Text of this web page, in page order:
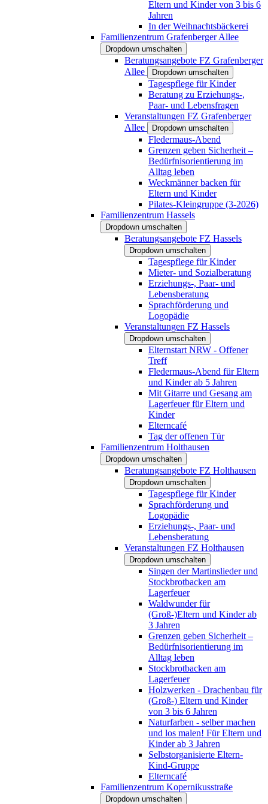
Eltern und Kinder von 3 bis 6
Jahren
In der Weihnachtsbäckerei
Familienzentrum Grafenberger Allee
Dropdown umschalten
Beratungsangebote FZ Grafenberger
Allee
Dropdown umschalten
Tagespflege für Kinder
Beratung zu Erziehungs-,
Paar- und Lebensfragen
Veranstaltungen FZ Grafenberger
Allee
Dropdown umschalten
Fledermaus-Abend
Grenzen geben Sicherheit –
Bedürfnisorientierung im
Alltag leben
Weckmänner backen für
Eltern und Kinder
Pilates-Kleingruppe (3-2026)
Familienzentrum Hassels
Dropdown umschalten
Beratungsangebote FZ Hassels
Dropdown umschalten
Tagespflege für Kinder
Mieter- und Sozialberatung
Erziehungs-, Paar- und
Lebensberatung
Sprachförderung und
Logopädie
Veranstaltungen FZ Hassels
Dropdown umschalten
Elternstart NRW - Offener
Treff
Fledermaus-Abend für Eltern
und Kinder ab 5 Jahren
Mit Gitarre und Gesang am
Lagerfeuer für Eltern und
Kinder
Elterncafé
Tag der offenen Tür
Familienzentrum Holthausen
Dropdown umschalten
Beratungsangebote FZ Holthausen
Dropdown umschalten
Tagespflege für Kinder
Sprachförderung und
Logopädie
Erziehungs-, Paar- und
Lebensberatung
Veranstaltungen FZ Holthausen
Dropdown umschalten
Singen der Martinslieder und
Stockbrotbacken am
Lagerfeuer
Waldwunder für
(Groß-)Eltern und Kinder ab
3 Jahren
Grenzen geben Sicherheit –
Bedürfnisorientierung im
Alltag leben
Stockbrotbacken am
Lagerfeuer
Holzwerken - Drachenbau für
(Groß-) Eltern und Kinder
von 3 bis 6 Jahren
Naturfarben - selber machen
und los malen! Für Eltern und
Kinder ab 3 Jahren
Selbstorganisierte Eltern-
Kind-Gruppe
Elterncafé
Familienzentrum Kopernikusstraße
Dropdown umschalten